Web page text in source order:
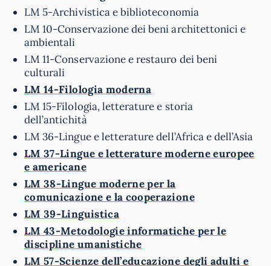
LM 5-Archivistica e biblioteconomia
LM 10-Conservazione dei beni architettonici e
ambientali
LM 11-Conservazione e restauro dei beni
culturali
LM 14-Filologia moderna
LM 15-Filologia, letterature e storia
dell’antichità
LM 36-Lingue e letterature dell’Africa e dell’Asia
LM 37-Lingue e letterature moderne europee
e americane
LM 38-Lingue moderne per la
comunicazione e la cooperazione
LM 39-Linguistica
LM 43-Metodologie informatiche per le
discipline umanistiche
LM 57-Scienze dell’educazione degli adulti e